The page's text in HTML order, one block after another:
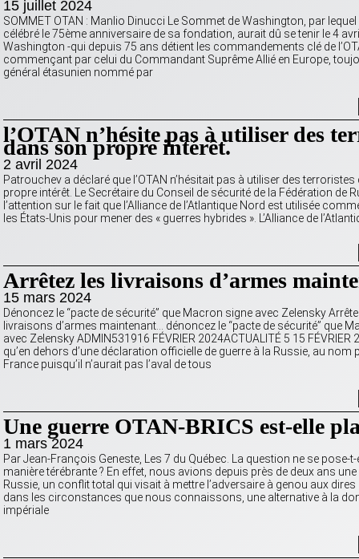
15 juillet 2024
SOMMET OTAN : Manlio Dinucci Le Sommet de Washington, par lequel
célébré le 75ème anniversaire de sa fondation, aurait dû se tenir le 4
Washington -qui depuis 75 ans détient les commandements clé de
commençant par celui du Commandant Suprême Allié en Europe,
général étasunien nommé par
l’OTAN n’hésite pas à utiliser des
dans son propre intérêt.
2 avril 2024
Patrouchev a déclaré que l’OTAN n’hésitait pas à utiliser des
propre intérêt. Le Secrétaire du Conseil de sécurité de la Fédération de
l’attention sur le fait que l’Alliance de l’Atlantique Nord est utilisée
les États-Unis pour mener des « guerres hybrides ». L’Alliance de
Arrêtez les livraisons d’armes
15 mars 2024
Dénoncez le “pacte de sécurité” que Macron signe avec Zelensky
livraisons d’armes maintenant… dénoncez le “pacte de sécurité” que
avec Zelensky ADMIN531916 FÉVRIER 2024ACTUALITÉ 5 15 FÉVRIER
qu’en dehors d’une déclaration officielle de guerre à la Russie, au nom
France puisqu’il n’aurait pas l’aval de tous
Une guerre OTAN-BRICS est-elle
1 mars 2024
Par Jean-François Geneste, Les 7 du Québec. La question ne se pose-
manière térébrante ? En effet, nous avions depuis près de deux ans une
Russie, un conflit total qui visait à mettre l’adversaire à genou aux
dans les circonstances que nous connaissons, une alternative à la
impériale